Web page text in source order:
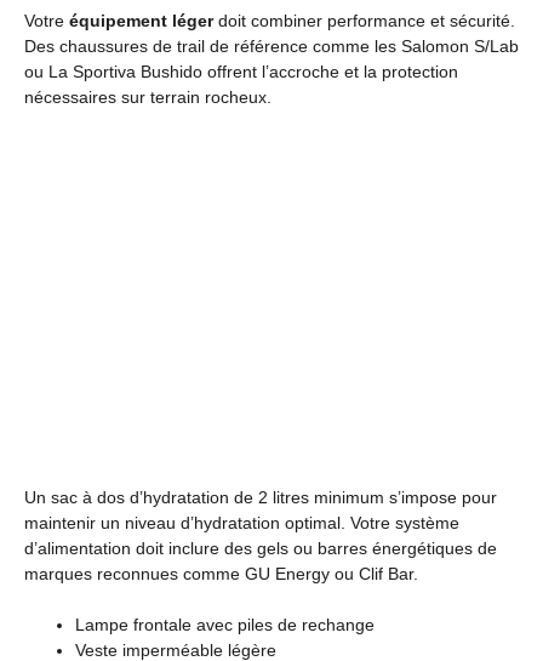
Votre équipement légerdoit combiner performance et sécurité.
Des chaussures de trail de référence comme les Salomon S/Lab
ou La Sportiva Bushido offrent l’accroche et la protection
nécessaires sur terrain rocheux.
Un sac à dos d’hydratation de 2 litres minimum s’impose pour
maintenir un niveau d’hydratation optimal. Votre système
d’alimentation doit inclure des gels ou barres énergétiques de
marques reconnues comme GU Energy ou Clif Bar.
Lampe frontale avec piles de rechange
Veste imperméable légère